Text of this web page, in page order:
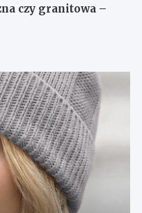
czy granitowa –